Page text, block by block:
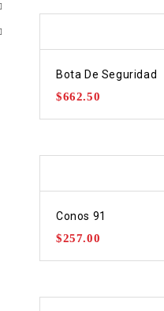
Bota De Seguridad
$662.50
Conos 91
$257.00